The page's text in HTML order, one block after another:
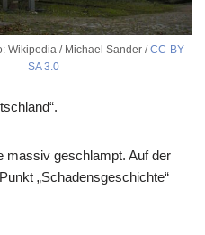
Wikipedia / Michael Sander /CC-BY-
SA 3.0
massiv geschlampt. Auf der
„Schadensgeschichte“